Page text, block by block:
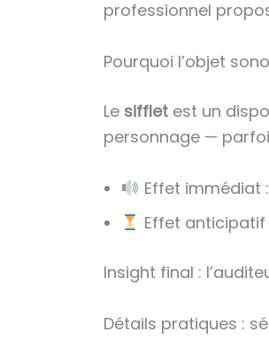
professionnel
Pourquoi l’objet
Le sifflet est un
personnage —
Effet immédiat
Effet
Insight final :
Détails pratiques :